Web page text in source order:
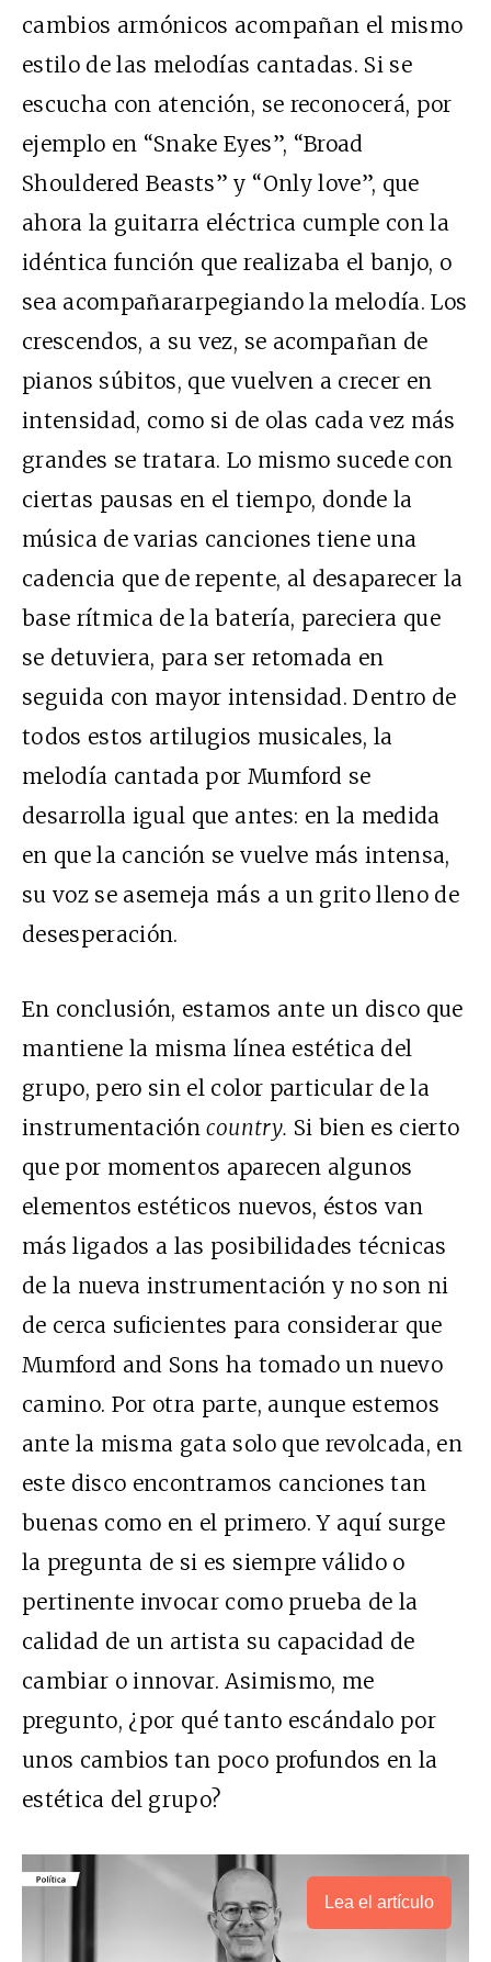
cambios armónicos acompañan el mismo
estilo de las melodías cantadas. Si se
escucha con atención, se reconocerá, por
ejemplo en “Snake Eyes”, “Broad
Shouldered Beasts” y “Only love”, que
ahora la guitarra eléctrica cumple con la
idéntica función que realizaba el banjo, o
sea acompañararpegiando la melodía. Los
crescendos, a su vez, se acompañan de
pianos súbitos, que vuelven a crecer en
intensidad, como si de olas cada vez más
grandes se tratara. Lo mismo sucede con
ciertas pausas en el tiempo, donde la
música de varias canciones tiene una
cadencia que de repente, al desaparecer la
base rítmica de la batería, pareciera que
se detuviera, para ser retomada en
seguida con mayor intensidad. Dentro de
todos estos artilugios musicales, la
melodía cantada por Mumford se
desarrolla igual que antes: en la medida
en que la canción se vuelve más intensa,
su voz se asemeja más a un grito lleno de
desesperación.
En conclusión, estamos ante un disco que
mantiene la misma línea estética del
grupo, pero sin el color particular de la
instrumentacióncountry. Si bien es cierto
que por momentos aparecen algunos
elementos estéticos nuevos, éstos van
más ligados a las posibilidades técnicas
de la nueva instrumentación y no son ni
de cerca suficientes para considerar que
Mumford and Sons ha tomado un nuevo
camino. Por otra parte, aunque estemos
ante la misma gata solo que revolcada, en
este disco encontramos canciones tan
buenas como en el primero. Y aquí surge
la pregunta de si es siempre válido o
pertinente invocar como prueba de la
calidad de un artista su capacidad de
cambiar o innovar. Asimismo, me
pregunto, ¿por qué tanto escándalo por
unos cambios tan poco profundos en la
estética del grupo?
Lea el artículo